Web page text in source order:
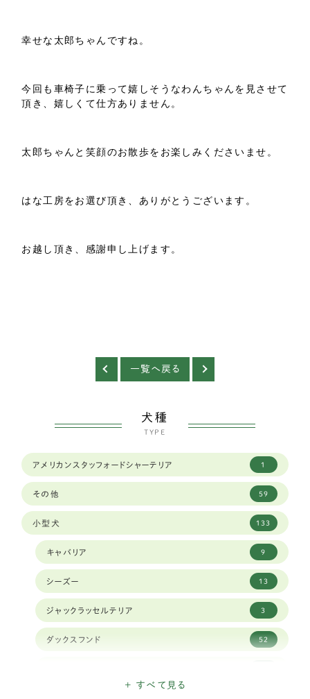
幸せな太郎ちゃんですね。
今回も車椅子に乗って嬉しそうなわんちゃんを見させて
頂き、嬉しくて仕方ありません。
太郎ちゃんと笑顔のお散歩をお楽しみくださいませ。
はな工房をお選び頂き、ありがとうございます。
お越し頂き、感謝申し上げます。
一覧へ戻る
犬種
TYPE
アメリカンスタッフォードシャーテリア 1
その他 59
小型犬 133
キャバリア 9
シーズー 13
ジャックラッセルテリア 3
ダックスフンド 52
+ すべて見る